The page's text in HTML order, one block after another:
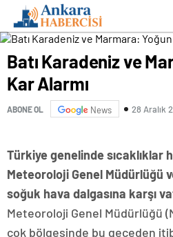
Batı Karadeniz ve
Kar Alarmı
ABONE OL News 28 Aralık
Türkiye genelinde sıcaklıklar
Meteoroloji Genel Müdürlüğü
soğuk hava dalgasına karşı
Meteoroloji Genel Müdürlüğü
çok bölgesinde bu geceden